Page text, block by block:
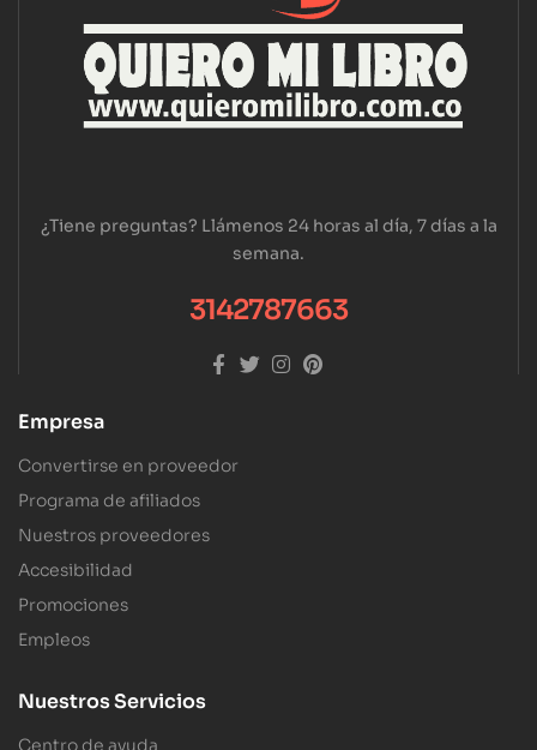
¿Tiene preguntas? Llámenos 24 horas al día, 7 días a la
semana.
3142787663
Empresa
Convertirse en proveedor
Programa de afiliados
Nuestros proveedores
Accesibilidad
Promociones
Empleos
Nuestros Servicios
Centro de ayuda